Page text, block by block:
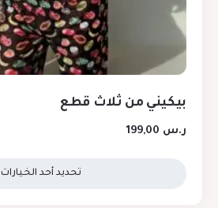
بيكيني من ثلاث قطع
ر.س
تحديد أحد الخيارات